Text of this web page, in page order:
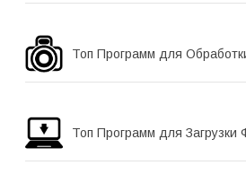
Топ Программ для
Топ Программ для Загрузки